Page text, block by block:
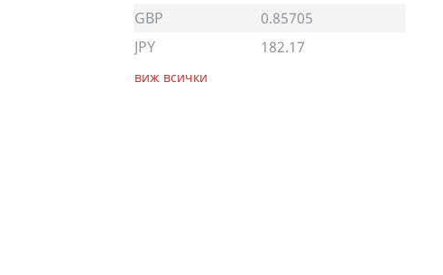
GBP
0.85705
JPY
182.17
виж всички